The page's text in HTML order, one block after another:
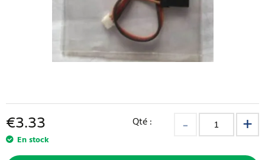
€3.33
En stock
Qté :